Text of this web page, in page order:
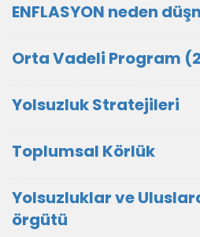
ENFLASYON neden
Orta Vadeli Program
Yolsuzluk Stratejileri
Toplumsal Körlük
Yolsuzluklar ve
örgütü